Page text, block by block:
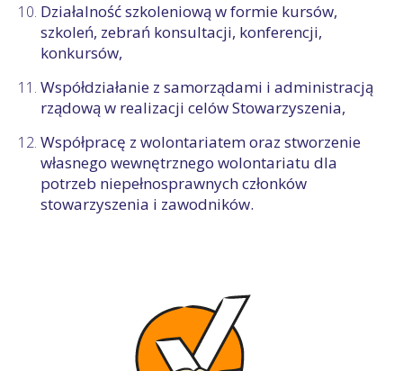
Działalność szkoleniową w formie kursów,
szkoleń, zebrań konsultacji, konferencji,
konkursów,
Współdziałanie z samorządami i administracją
rządową w realizacji celów Stowarzyszenia,
Współpracę z wolontariatem oraz stworzenie
własnego wewnętrznego wolontariatu dla
potrzeb niepełnosprawnych członków
stowarzyszenia i zawodników.